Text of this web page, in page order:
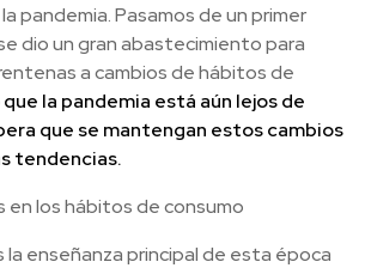
pandemia. Pasamos de un primer
dio un gran abastecimiento para
a cambios de hábitos de
que la pandemia está aún lejos de
que se mantengan estos cambios
tendencias.
los hábitos de consumo
la enseñanza principal de esta época